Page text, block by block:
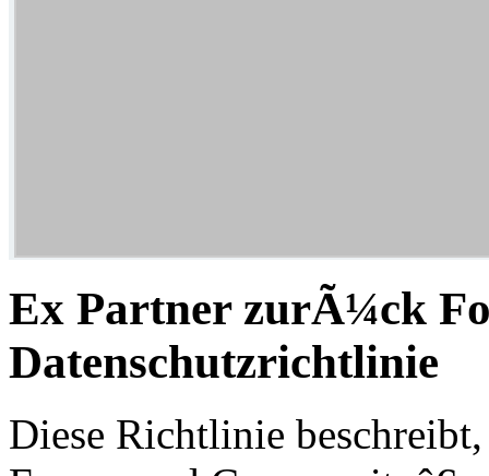
Ex Partner zurÃ¼ck
Datenschutzrichtlinie
Diese Richtlinie